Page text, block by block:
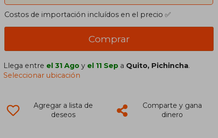
Costos de importación incluídos en el precio ✅
Comprar
Llega entre el 31 Ago y el 11 Sep a Quito, Pichincha.
Seleccionar ubicación
Agregar a lista de
deseos
Comparte y gana
dinero